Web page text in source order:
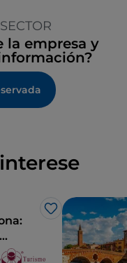
la empresa y
Me gusta